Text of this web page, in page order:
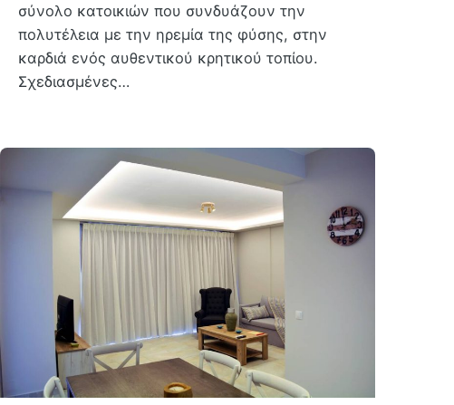
σύνολο κατοικιών που συνδυάζουν την
πολυτέλεια με την ηρεμία της φύσης, στην
καρδιά ενός αυθεντικού κρητικού τοπίου.
Σχεδιασμένες…